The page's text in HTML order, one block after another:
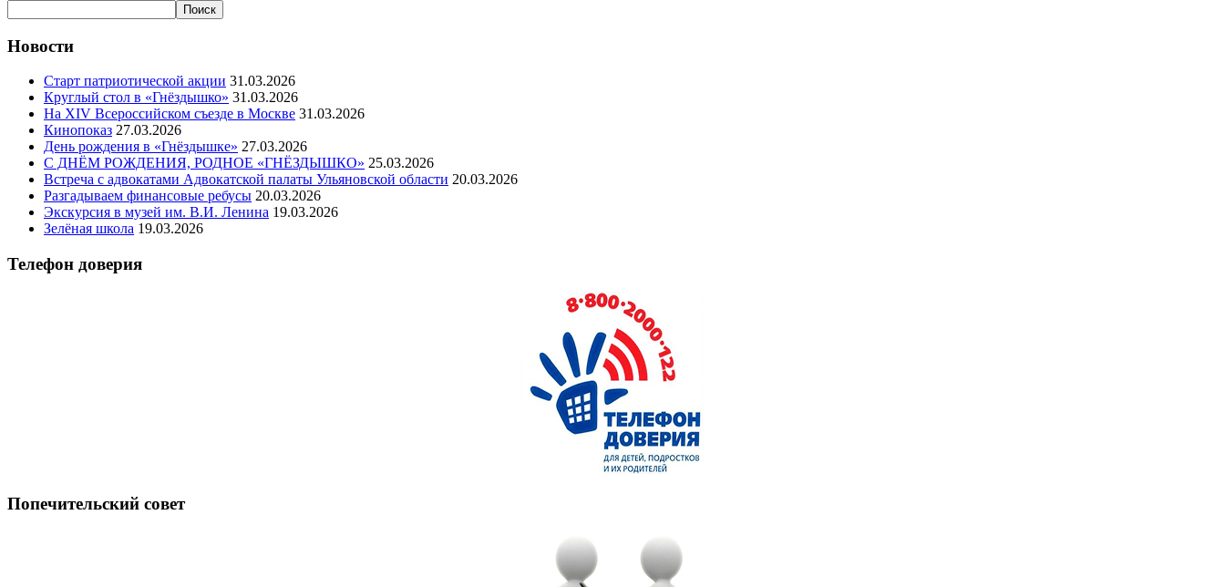
Поиск
Новости
Старт патриотической акции 31.03.2026
Круглый стол в «Гнёздышко» 31.03.2026
На XIV Всероссийском съезде в Москве 31.03.2026
Кинопоказ 27.03.2026
День рождения в «Гнёздышке» 27.03.2026
С ДНЁМ РОЖДЕНИЯ, РОДНОЕ «ГНЁЗДЫШКО» 25.03.2026
Встреча с адвокатами Адвокатской палаты Ульяновской области 20.03.2026
Разгадываем финансовые ребусы 20.03.2026
Экскурсия в музей им. В.И. Ленина 19.03.2026
Зелёная школа 19.03.2026
Телефон доверия
Попечительский совет